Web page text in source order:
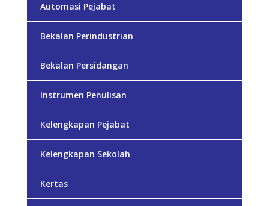
Automasi Pejabat
Bekalan Perindustrian
Bekalan Persidangan
Instrumen Penulisan
Kelengkapan Pejabat
Kelengkapan Sekolah
Kertas